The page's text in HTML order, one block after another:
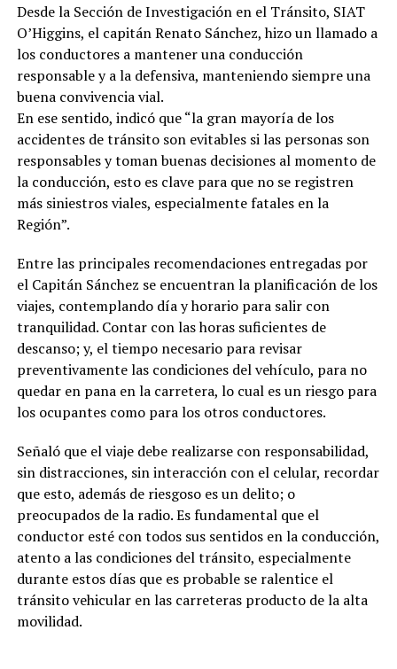
Desde la Sección de Investigación en el Tránsito, SIAT
O’Higgins, el capitán Renato Sánchez, hizo un llamado a
los conductores a mantener una conducción
responsable y a la defensiva, manteniendo siempre una
buena convivencia vial.
En ese sentido, indicó que “la gran mayoría de los
accidentes de tránsito son evitables si las personas son
responsables y toman buenas decisiones al momento de
la conducción, esto es clave para que no se registren
más siniestros viales, especialmente fatales en la
Región”.
Entre las principales recomendaciones entregadas por
el Capitán Sánchez se encuentran la planificación de los
viajes, contemplando día y horario para salir con
tranquilidad. Contar con las horas suficientes de
descanso; y, el tiempo necesario para revisar
preventivamente las condiciones del vehículo, para no
quedar en pana en la carretera, lo cual es un riesgo para
los ocupantes como para los otros conductores.
Señaló que el viaje debe realizarse con responsabilidad,
sin distracciones, sin interacción con el celular, recordar
que esto, además de riesgoso es un delito; o
preocupados de la radio. Es fundamental que el
conductor esté con todos sus sentidos en la conducción,
atento a las condiciones del tránsito, especialmente
durante estos días que es probable se ralentice el
tránsito vehicular en las carreteras producto de la alta
movilidad.